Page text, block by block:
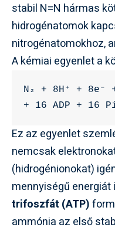
stabil N≡N hármas
hidrogénatomok
nitrogénatomokhoz,
A kémiai egyenlet a
N₂ + 8H⁺ + 8e⁻
+ 16 ADP + 16
Ez az egyenlet
nemcsak
(hidrogénionokat)
mennyiségű energiát
trifoszfát (ATP)
ammónia az első